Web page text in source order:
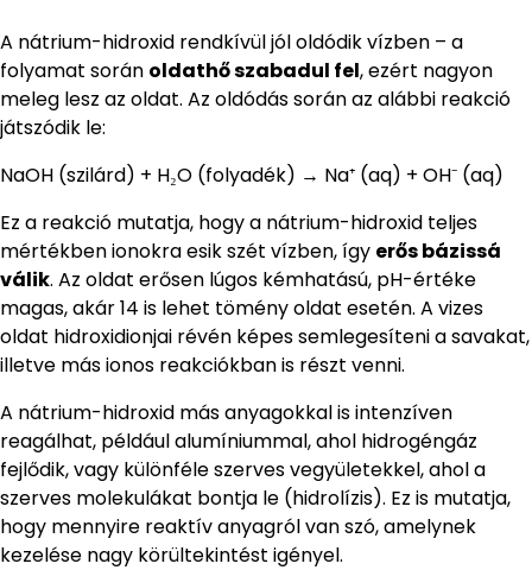
A nátrium-hidroxid rendkívül jól oldódik vízben – a
folyamat során oldathő szabadul fel, ezért nagyon
meleg lesz az oldat. Az oldódás során az alábbi reakció
játszódik le:
NaOH (szilárd) + H₂O (folyadék) → Na⁺ (aq) + OH⁻ (aq)
Ez a reakció mutatja, hogy a nátrium-hidroxid teljes
mértékben ionokra esik szét vízben, így erős bázissá
válik. Az oldat erősen lúgos kémhatású, pH-értéke
magas, akár 14 is lehet tömény oldat esetén. A vizes
oldat hidroxidionjai révén képes semlegesíteni a savakat,
illetve más ionos reakciókban is részt venni.
A nátrium-hidroxid más anyagokkal is intenzíven
reagálhat, például alumíniummal, ahol hidrogéngáz
fejlődik, vagy különféle szerves vegyületekkel, ahol a
szerves molekulákat bontja le (hidrolízis). Ez is mutatja,
hogy mennyire reaktív anyagról van szó, amelynek
kezelése nagy körültekintést igényel.